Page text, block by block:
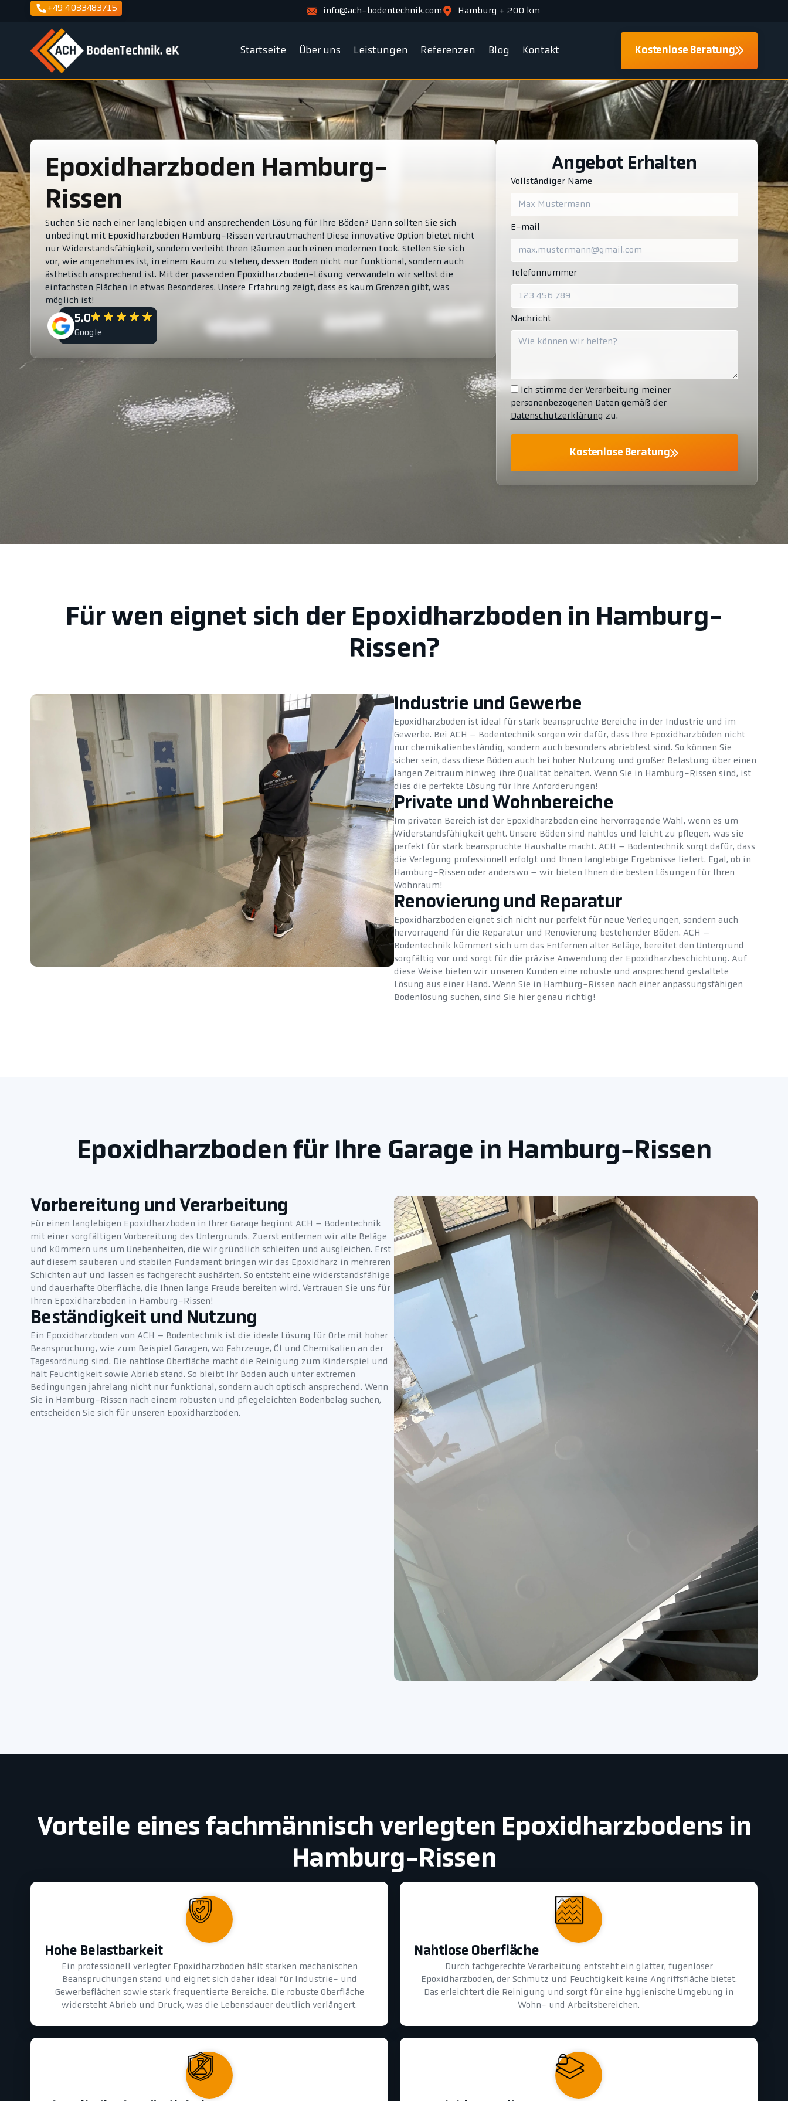
+49 4033483715 info@ach-bodentechnik.com Hamburg + 200 km
Startseite Über uns Leistungen Referenzen Blog Kontakt Kostenlose Beratung
Epoxidharzboden Hamburg-
Rissen
Suchen Sie nach einer langlebigen und ansprechenden Lösung für Ihre Böden? Dann sollten Sie sich
unbedingt mit Epoxidharzboden Hamburg-Rissen vertrautmachen! Diese innovative Option bietet nicht
nur Widerstandsfähigkeit, sondern verleiht Ihren Räumen auch einen modernen Look. Stellen Sie sich
vor, wie angenehm es ist, in einem Raum zu stehen, dessen Boden nicht nur funktional, sondern auch
ästhetisch ansprechend ist. Mit der passenden Epoxidharzboden-Lösung verwandeln wir selbst die
einfachsten Flächen in etwas Besonderes. Unsere Erfahrung zeigt, dass es kaum Grenzen gibt, was
möglich ist!
5.0
Google
Angebot Erhalten
Vollständiger Name
E-mail
Telefonnummer
Nachricht
Ich stimme der Verarbeitung meiner
personenbezogenen Daten gemäß der
Datenschutzerklärung zu.
Kostenlose Beratung
Für wen eignet sich der Epoxidharzboden in Hamburg-
Rissen?
Industrie und Gewerbe
Epoxidharzboden ist ideal für stark beanspruchte Bereiche in der Industrie und im
Gewerbe. Bei ACH – Bodentechnik sorgen wir dafür, dass Ihre Epoxidharzböden nicht
nur chemikalienbeständig, sondern auch besonders abriebfest sind. So können Sie
sicher sein, dass diese Böden auch bei hoher Nutzung und großer Belastung über einen
langen Zeitraum hinweg ihre Qualität behalten. Wenn Sie in Hamburg-Rissen sind, ist
dies die perfekte Lösung für Ihre Anforderungen!
Private und Wohnbereiche
Im privaten Bereich ist der Epoxidharzboden eine hervorragende Wahl, wenn es um
Widerstandsfähigkeit geht. Unsere Böden sind nahtlos und leicht zu pflegen, was sie
perfekt für stark beanspruchte Haushalte macht. ACH – Bodentechnik sorgt dafür, dass
die Verlegung professionell erfolgt und Ihnen langlebige Ergebnisse liefert. Egal, ob in
Hamburg-Rissen oder anderswo – wir bieten Ihnen die besten Lösungen für Ihren
Wohnraum!
Renovierung und Reparatur
Epoxidharzboden eignet sich nicht nur perfekt für neue Verlegungen, sondern auch
hervorragend für die Reparatur und Renovierung bestehender Böden. ACH –
Bodentechnik kümmert sich um das Entfernen alter Beläge, bereitet den Untergrund
sorgfältig vor und sorgt für die präzise Anwendung der Epoxidharzbeschichtung. Auf
diese Weise bieten wir unseren Kunden eine robuste und ansprechend gestaltete
Lösung aus einer Hand. Wenn Sie in Hamburg-Rissen nach einer anpassungsfähigen
Bodenlösung suchen, sind Sie hier genau richtig!
Epoxidharzboden für Ihre Garage in Hamburg-Rissen
Vorbereitung und Verarbeitung
Für einen langlebigen Epoxidharzboden in Ihrer Garage beginnt ACH – Bodentechnik
mit einer sorgfältigen Vorbereitung des Untergrunds. Zuerst entfernen wir alte Beläge
und kümmern uns um Unebenheiten, die wir gründlich schleifen und ausgleichen. Erst
auf diesem sauberen und stabilen Fundament bringen wir das Epoxidharz in mehreren
Schichten auf und lassen es fachgerecht aushärten. So entsteht eine widerstandsfähige
und dauerhafte Oberfläche, die Ihnen lange Freude bereiten wird. Vertrauen Sie uns für
Ihren Epoxidharzboden in Hamburg-Rissen!
Beständigkeit und Nutzung
Ein Epoxidharzboden von ACH – Bodentechnik ist die ideale Lösung für Orte mit hoher
Beanspruchung, wie zum Beispiel Garagen, wo Fahrzeuge, Öl und Chemikalien an der
Tagesordnung sind. Die nahtlose Oberfläche macht die Reinigung zum Kinderspiel und
hält Feuchtigkeit sowie Abrieb stand. So bleibt Ihr Boden auch unter extremen
Bedingungen jahrelang nicht nur funktional, sondern auch optisch ansprechend. Wenn
Sie in Hamburg-Rissen nach einem robusten und pflegeleichten Bodenbelag suchen,
entscheiden Sie sich für unseren Epoxidharzboden.
Vorteile eines fachmännisch verlegten Epoxidharzbodens in
Hamburg-Rissen
Hohe Belastbarkeit
Ein professionell verlegter Epoxidharzboden hält starken mechanischen
Beanspruchungen stand und eignet sich daher ideal für Industrie- und
Gewerbeflächen sowie stark frequentierte Bereiche. Die robuste Oberfläche
widersteht Abrieb und Druck, was die Lebensdauer deutlich verlängert.
Nahtlose Oberfläche
Durch fachgerechte Verarbeitung entsteht ein glatter, fugenloser
Epoxidharzboden, der Schmutz und Feuchtigkeit keine Angriffsfläche bietet.
Das erleichtert die Reinigung und sorgt für eine hygienische Umgebung in
Wohn- und Arbeitsbereichen.